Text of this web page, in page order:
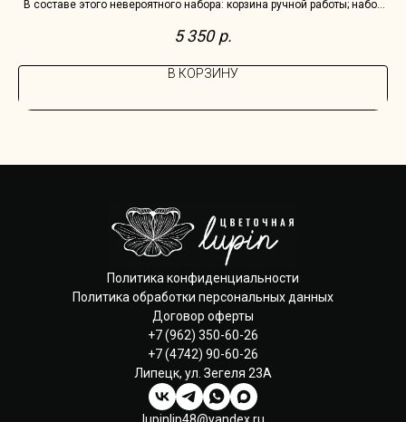
В составе этого невероятного набора: корзина ручной работы; набор
Moscow.
5 350 р.
В КОРЗИНУ
Политика конфиденциальности
Политика обработки персональных данных
Договор оферты
+7 (962) 350-60-26
+7 (4742) 90-60-26
Липецк, ул. Зегеля 23А
lupinlip48@yandex.ru